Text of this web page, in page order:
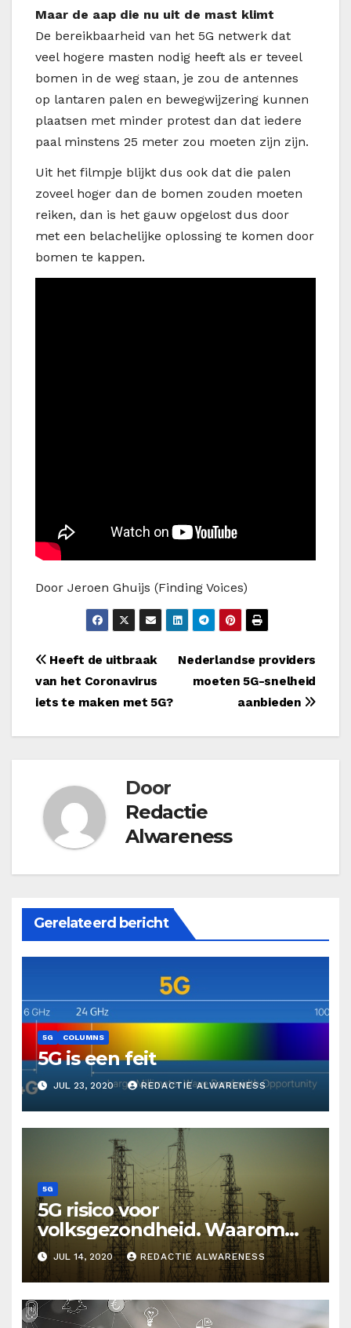
Maar de aap die nu uit de mast klimt
De bereikbaarheid van het 5G netwerk dat
veel hogere masten nodig heeft als er teveel
bomen in de weg staan, je zou de antennes
op lantaren palen en bewegwijzering kunnen
plaatsen met minder protest dan dat iedere
paal minstens 25 meter zou moeten zijn zijn.
Uit het filmpje blijkt dus ook dat die palen
zoveel hoger dan de bomen zouden moeten
reiken, dan is het gauw opgelost dus door
met een belachelijke oplossing te komen door
bomen te kappen.
Door Jeroen Ghuijs (Finding Voices)
Bericht
navigatie
Nederlandse providers
moeten 5G-snelheid
aanbieden
Heeft de uitbraak
van het Coronavirus
iets te maken met 5G?
Door
Redactie
Alwareness
Gerelateerd bericht
5G COLUMNS
5G is een feit
JUL 23, 2020 REDACTIE ALWARENESS
5G
5G risico voor
volksgezondheid. Waarom
wij dit niet (mogen) weten
JUL 14, 2020 REDACTIE ALWARENESS